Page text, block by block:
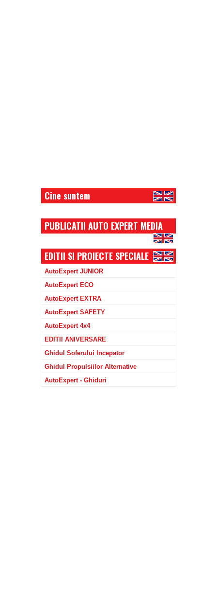
Cine suntem
PUBLICATII AUTO EXPERT MEDIA
EDITII SI PROIECTE SPECIALE
AutoExpert JUNIOR
AutoExpert ECO
AutoExpert EXTRA
AutoExpert SAFETY
AutoExpert 4x4
EDITII ANIVERSARE
Ghidul Soferului Incepator
Ghidul Propulsiilor Alternative
AutoExpert - Ghiduri